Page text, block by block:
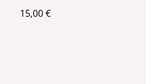
Rouge
15,00 €